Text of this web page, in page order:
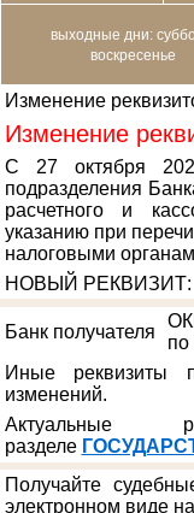
выходные дни:
воскресенье
Изменение
Изменение
С 27 октября
подразделения
расчетного и
указанию при
налоговыми
НОВЫЙ РЕКВИЗИТ:
Банк получателя
по
Иные реквизиты
изменений.
Актуальные
разделе
Получайте
электронном виде